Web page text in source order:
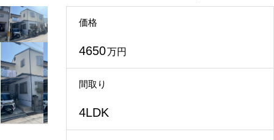
価格
4650万円
間取り
4LDK